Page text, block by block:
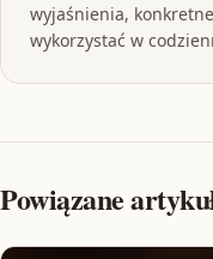
wyjaśnienia,
wykorzystać w
Powiązane